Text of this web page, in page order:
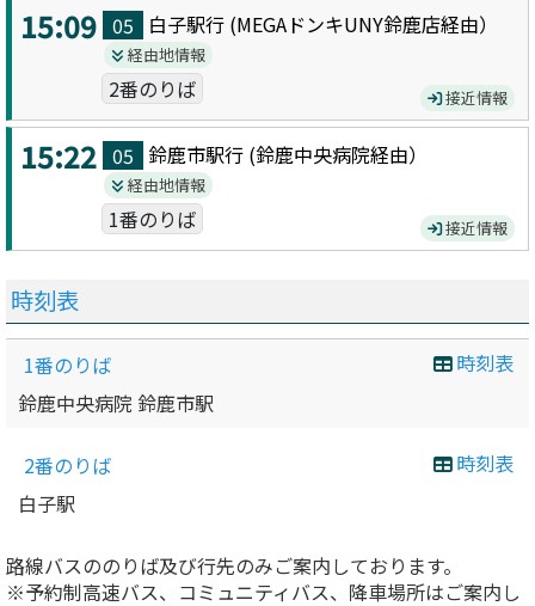
15:09 05 白子駅行 (MEGAドンキUNY鈴鹿店経由）
経由地情報
2番のりば 接近情報
15:22 05 鈴鹿市駅行 (鈴鹿中央病院経由）
経由地情報
1番のりば 接近情報
時刻表
時刻表
1番のりば
鈴鹿中央病院 鈴鹿市駅
時刻表
2番のりば
白子駅
路線バスののりば及び行先のみご案内しております。
※予約制高速バス、コミュニティバス、降車場所はご案内し